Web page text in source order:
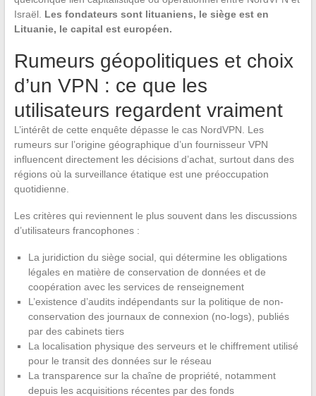
Israël. Les fondateurs sont lituaniens, le siège est en
Lituanie, le capital est européen.
Rumeurs géopolitiques et choix
d’un VPN : ce que les
utilisateurs regardent vraiment
L’intérêt de cette enquête dépasse le cas NordVPN. Les
rumeurs sur l’origine géographique d’un fournisseur VPN
influencent directement les décisions d’achat, surtout dans des
régions où la surveillance étatique est une préoccupation
quotidienne.
Les critères qui reviennent le plus souvent dans les discussions
d’utilisateurs francophones :
La juridiction du siège social, qui détermine les obligations
légales en matière de conservation de données et de
coopération avec les services de renseignement
L’existence d’audits indépendants sur la politique de non-
conservation des journaux de connexion (no-logs), publiés
par des cabinets tiers
La localisation physique des serveurs et le chiffrement utilisé
pour le transit des données sur le réseau
La transparence sur la chaîne de propriété, notamment
depuis les acquisitions récentes par des fonds